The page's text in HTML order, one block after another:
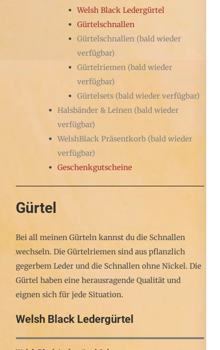
Welsh Black Ledergürtel
Gürtelschnallen
Gürtelschnallen (bald wieder
verfügbar)
Gürtelriemen (bald wieder
verfügbar)
Gürtelsets (bald wieder verfügbar)
Halsbänder & Leinen (bald wieder
verfügbar)
WelshBlack Präsentkorb (bald wieder
verfügbar)
Geschenkgutscheine
Gürtel
Bei all meinen Gürteln kannst du die Schnallen
wechseln. Die Gürtelriemen sind aus pflanzlich
gegerbem Leder und die Schnallen ohne Nickel. Die
Gürtel haben eine herausragende Qualität und
eignen sich für jede Situation.
Welsh Black Ledergürtel